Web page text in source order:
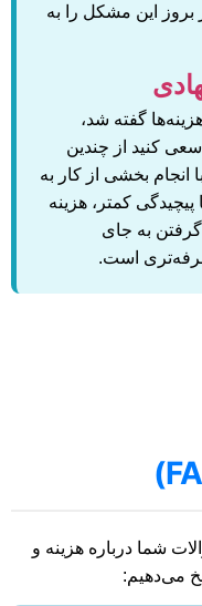
این مشکل را به
گفته شد،
کنید از چندین
انجام بخشی از کار به
کمتر، هزینه
به جای
است.
شما درباره هزینه و
می‌دهیم: